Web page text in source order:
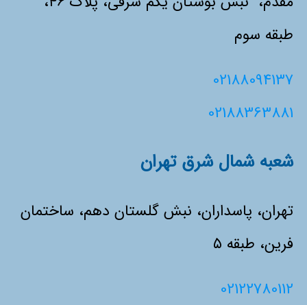
طبقه سوم
02188094137
02188363881
شعبه شمال شرق تهران
تهران، پاسداران، نبش گلستان دهم، ساختمان
فرین، طبقه ۵
02122780112